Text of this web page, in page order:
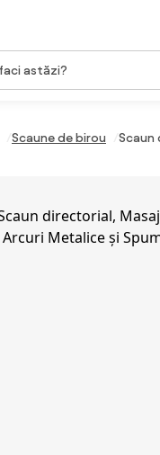
conținutul
Scaune de birou Scaun